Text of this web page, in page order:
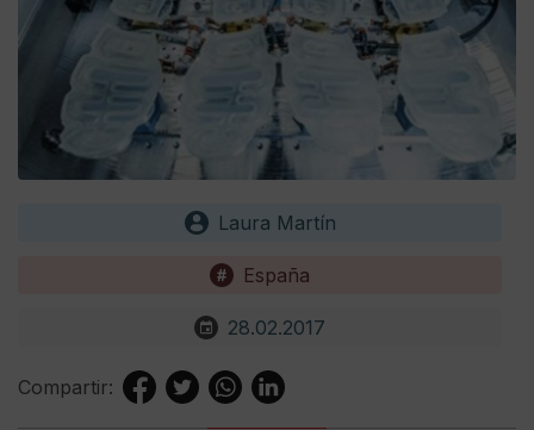
Laura Martín
España
28.02.2017
Compartir: